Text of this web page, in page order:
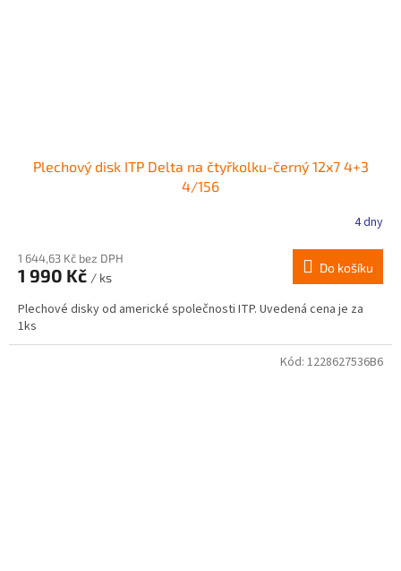
Plechový disk ITP Delta na čtyřkolku-černý 12x7 4+3
4/156
4 dny
1 644,63 Kč bez DPH
1 990 Kč / ks
Do košíku
Plechové disky od americké společnosti ITP. Uvedená cena je za
1ks
Kód: 1228627536B6